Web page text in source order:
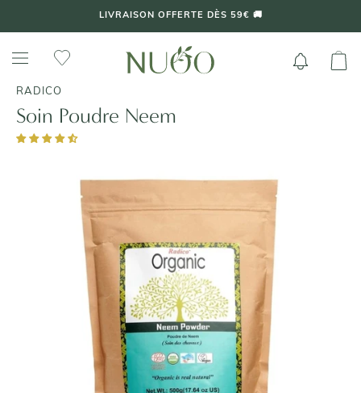
LIVRAISON OFFERTE DÈS 59€ 🚚
RADICO
Soin Poudre Neem